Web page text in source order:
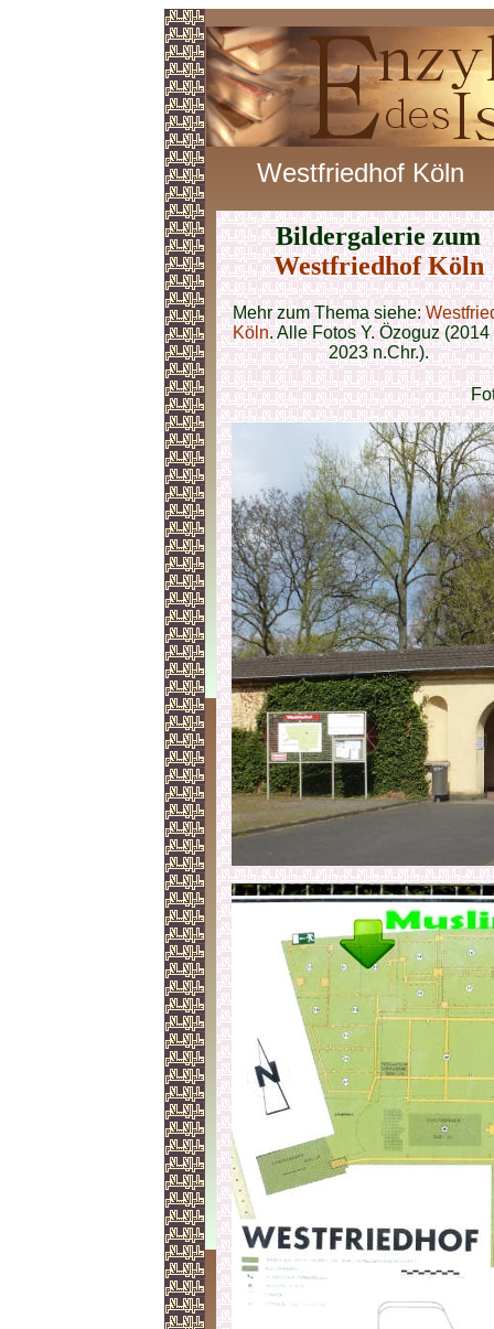
Westfriedhof Köln
Bildergalerie zum
Westfriedhof Köln
Mehr zum Thema siehe:
Köln. Alle Fotos Y. Özoguz (2014
2023 n.Chr.).